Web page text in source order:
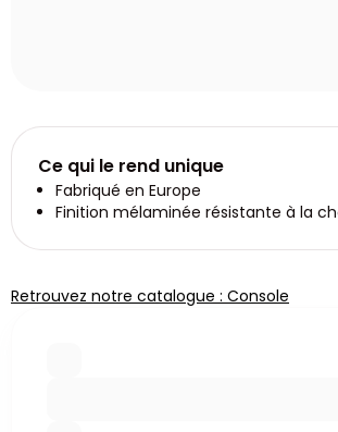
Ce qui le rend unique
Fabriqué en Europe
Finition mélaminée résistante à la
Retrouvez notre catalogue : Console